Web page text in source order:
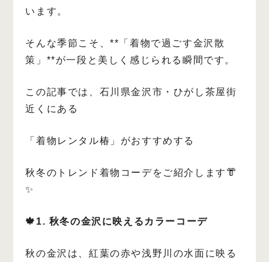
います。
そんな季節こそ、**「着物で過ごす金沢散
策」**が一段と美しく感じられる瞬間です。
この記事では、石川県金沢市・ひがし茶屋街
近くにある
「着物レンタル椿」がおすすめする
秋冬のトレンド着物コーデをご紹介します👘
✨
🍁1. 秋冬の金沢に映えるカラーコーデ
秋の金沢は、紅葉の赤や浅野川の水面に映る